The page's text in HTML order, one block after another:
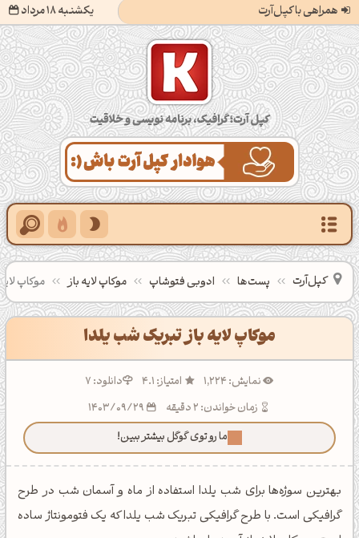
همراهی با کپل‌آرت یکشنبه 18 مرداد کپل‌آرت؛ گرافیک، برنامه‌نویسی و خلاقیت
کپل‌آرت پست‌ها ادوبی فتوشاپ موکاپ لایه باز موکاپ
موکاپ لایه باز تبریک شب یلدا
نمایش: 1,224 امتیاز: 4.1
دانلود: 7
زمان خواندن: 2 دقیقه
ما رو توی گوگل بیشتر ببین!
بهترین سوژه‌ها برای شب یلدا استفاده از ماه و آسمان شب در طرح
گرافیکی است. با طرح گرافیکی تبریک شب یلدا که یک فتومونتاژ ساده